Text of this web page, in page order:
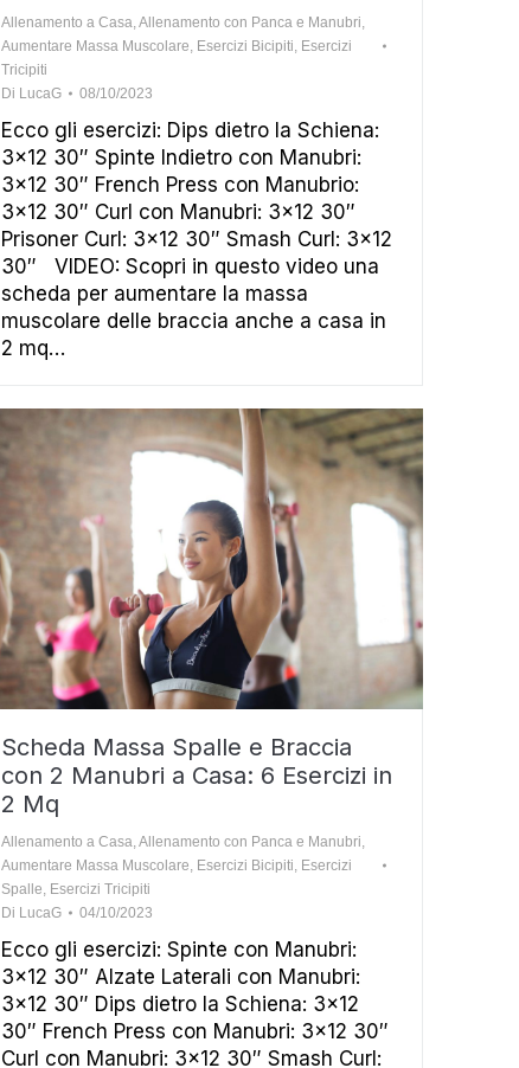
Allenamento a Casa Allenamento con Panca e Manubri
Aumentare Massa Muscolare Esercizi Bicipiti Esercizi
Tricipiti
Di LucaG 08/10/2023
Ecco gli esercizi: Dips dietro la Schiena:
3×12 30″ Spinte Indietro con Manubri:
3×12 30″ French Press con Manubrio:
3×12 30″ Curl con Manubri: 3×12 30″
Prisoner Curl: 3×12 30″ Smash Curl: 3×12
30″ VIDEO: Scopri in questo video una
scheda per aumentare la massa
muscolare delle braccia anche a casa in
2 mq…
Scheda Massa Spalle e Braccia
con 2 Manubri a Casa: 6 Esercizi in
2 Mq
Allenamento a Casa,Allenamento con Panca e Manubri,
Aumentare Massa Muscolare, Esercizi Bicipiti, Esercizi
Spalle, Esercizi Tricipiti
Di LucaG 04/10/2023
Ecco gli esercizi: Spinte con Manubri:
3×12 30″ Alzate Laterali con Manubri:
3×12 30″ Dips dietro la Schiena: 3×12
30″ French Press con Manubri: 3×12 30″
Curl con Manubri: 3×12 30″ Smash Curl: